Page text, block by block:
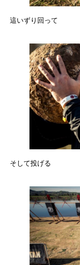
這いずり回って
そして投げる